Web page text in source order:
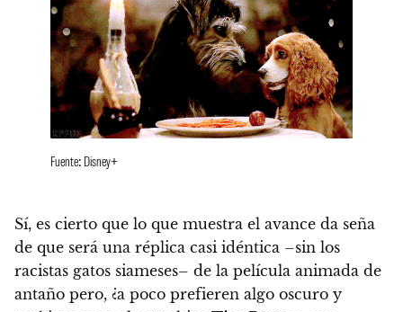
Fuente: Disney+
Sí, es cierto que lo que muestra el avance da seña
de que será una réplica casi idéntica –sin los
racistas gatos siameses– de la película animada de
antaño pero, ¿a poco prefieren algo oscuro y